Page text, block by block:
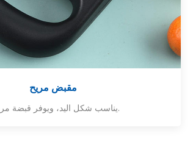
مقبض مريح
يناسب شكل اليد، ويوفر قبضة مريحة.